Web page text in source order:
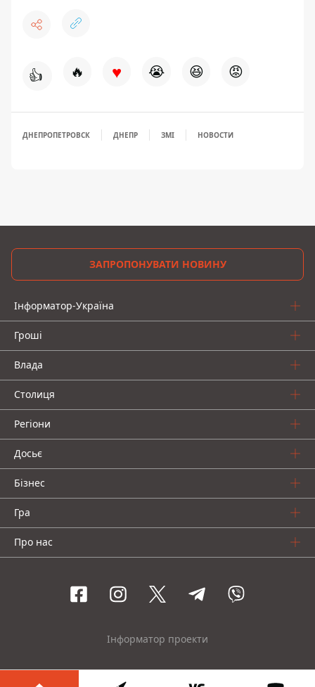
👍 🔥 ♥ 😭 😆 😡
ДНЕПРОПЕТРОВСК ДНЕПР ЗМІ НОВОСТИ
ЗАПРОПОНУВАТИ НОВИНУ
Інформатор-Україна
Гроші
Влада
Столиця
Регіони
Досьє
Бізнес
Гра
Про нас
Інформатор проекти